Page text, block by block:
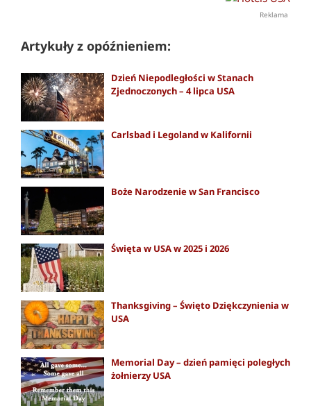
Reklama
Artykuły z opóźnieniem:
Dzień Niepodległości w Stanach
Zjednoczonych – 4 lipca USA
Carlsbad i Legoland w Kalifornii
Boże Narodzenie w San Francisco
Święta w USA w 2025 i 2026
Thanksgiving – Święto Dziękczynienia w
USA
Memorial Day – dzień pamięci poległych
żołnierzy USA